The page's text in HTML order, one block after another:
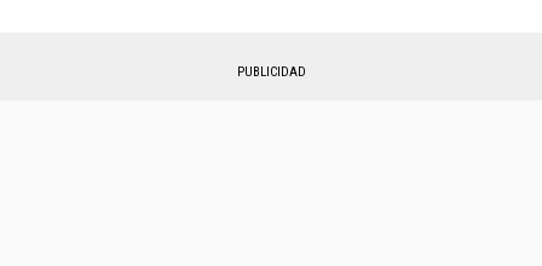
PUBLICIDAD